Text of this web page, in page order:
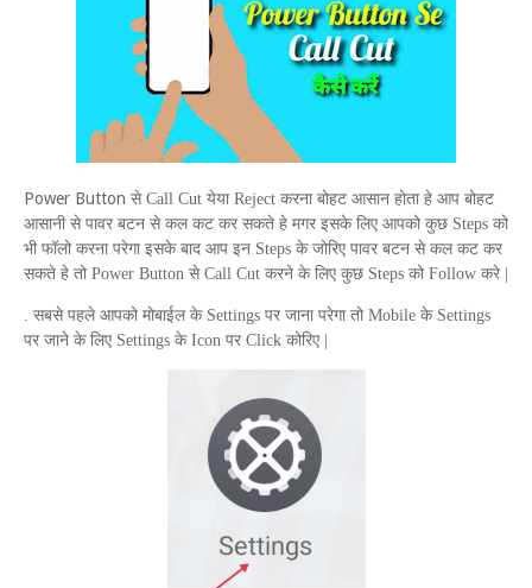
Power Button से Call Cut येया Reject करना बोहट आसान होता हे आप बोहट
आसानी से पावर बटन से कल कट कर सकते हे मगर इसके लिए आपको कुछ Steps को
भी फॉलो करना परेगा इसके बाद आप इन Steps के जोरिए पावर बटन से कल कट कर
सकते हे तो Power Button से Call Cut करने के लिए कुछ Steps को Follow करे |
. सबसे पहले आपको मोबाईल के Settings पर जाना परेगा तो Mobile के Settings
पर जाने के लिए Settings के Icon पर Click कोरिए |